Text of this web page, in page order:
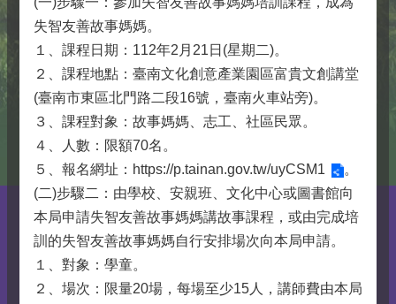
失智友善故事媽媽。
１、課程日期：112年2月21日(星期二)。
２、課程地點：臺南文化創意產業園區富貴文創講堂
(臺南市東區北門路二段16號，臺南火車站旁)。
３、課程對象：故事媽媽、志工、社區民眾。
４、人數：限額70名。
５、報名網址： https://p.tainan.gov.tw/uyCSM1
。
(二)步驟二：由學校、安親班、文化中心或圖書館向
本局申請失智友善故事媽媽講故事課程，或由完成培
訓的失智友善故事媽媽自行安排場次向本局申請。
１、對象：學童。
２、場次：限量20場，每場至少15人，講師費由本局